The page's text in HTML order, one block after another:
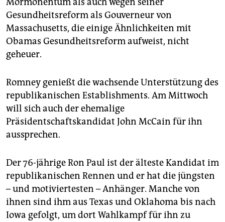
Gesundheitsreform als Gouverneur von
Massachusetts, die einige Ähnlichkeiten mit
Obamas Gesundheitsreform aufweist, nicht
geheuer.
Romney genießt die wachsende Unterstützung des
republikanischen Establishments. Am Mittwoch
will sich auch der ehemalige
Präsidentschaftskandidat John McCain für ihn
aussprechen.
Der 76-jährige Ron Paul ist der älteste Kandidat im
republikanischen Rennen und er hat die jüngsten
– und motiviertesten – Anhänger. Manche von
ihnen sind ihm aus Texas und Oklahoma bis nach
Iowa gefolgt, um dort Wahlkampf für ihn zu